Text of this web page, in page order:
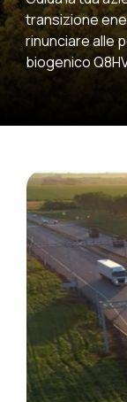
transizione
rinunciare alle
biogenico